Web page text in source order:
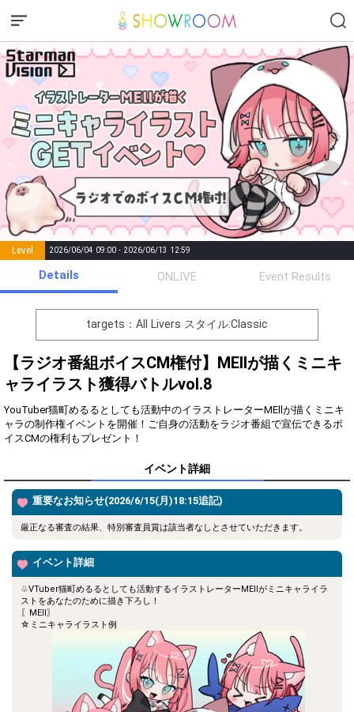
Level 2026/06/04 09:00 - 2026/06/13 12:59
Points List of Goal
number of
positions
Rema
0 Event Begins!
オリジナルアバター制作権獲
得！
Gifting
Throw gifts to the stage and join
the live performance.
Show Gold to purchase gifts
continue to send gifts to the
performer(s), the performer's
popularity ranking and your
To cheer on performers, you can
send them gifts.
To send performers paid items,
you must use Show Gold.
You can post comments. Please
other users.
Close
Details ONLIVE Event Results
targets：All Livers スタイル:Classic
【ラジオ番組ボイスCM権付】MEllが描くミニキ
ャライラスト獲得バトルvol.8
YouTuber猫町めるるとしても活動中のイラストレーターMEllが描くミニキ
ャラの制作権イベントを開催！ご自身の活動をラジオ番組で宣伝できるボ
イスCMの権利もプレゼント！
イベント詳細
重要なお知らせ(2026/6/15(月)18:15追記)
厳正なる審査の結果、特別審査員賞は該当者なしとさせていただきます。
イベント詳細
♧VTuber猫町めるるとしても活動するイラストレーターMEllがミニキャライラ
ストをあなたのために描き下ろし！
〖MEll〗
☆ミニキャライラスト例